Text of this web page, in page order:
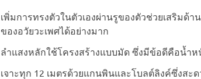
เพิ่มการทรงตัวในตัวเองผ่านรูของตัวช่วยเสริมด้
ของอวัยวะเพศได้อย่างมาก
ลำแสงหลักใช้โครงสร้างแบบมัด ซึ่งมีข้อดีคือน้ำ
เจาะทุก 12 เมตรด้วยแกนพินและโบลต์ลิงค์ซึ่งสะ